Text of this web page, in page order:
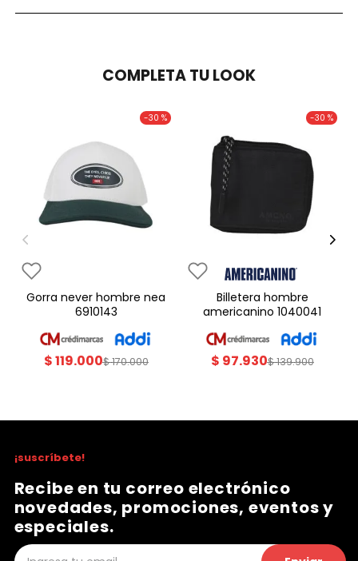
COMPLETA TU LOOK
-30 %
gorra never hombre nea
6910143
$119.000$170.000
-30 %
billetera hombre
americanino 1040041
$ 97.930$139.900
¡suscríbete!
Recibe en tu correo electrónico
novedades, promociones, eventos y
especiales.